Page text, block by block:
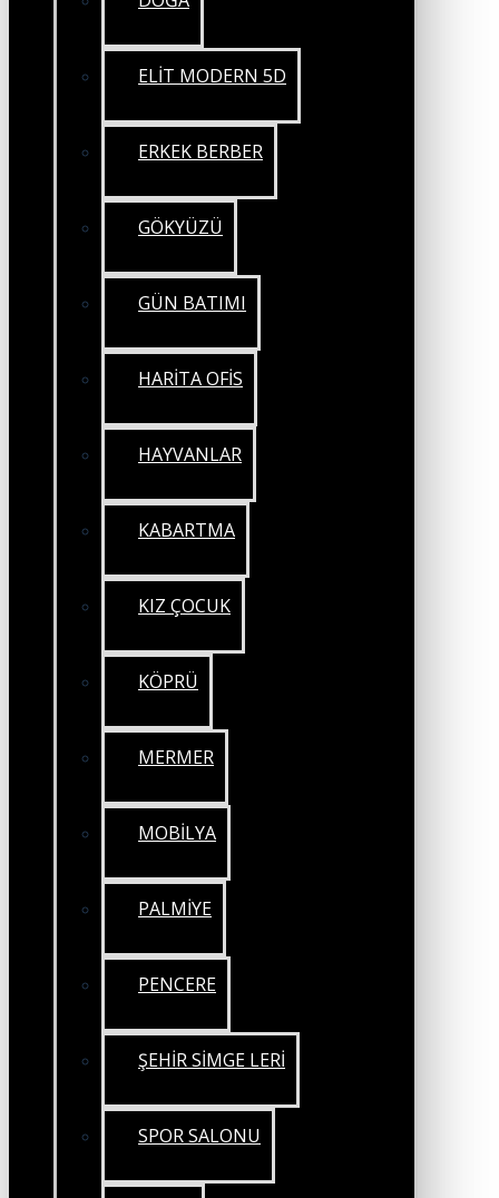
ELİT MODERN 5D
ERKEK BERBER
GÖKYÜZÜ
GÜN BATIMI
HARİTA OFİS
HAYVANLAR
KABARTMA
KIZ ÇOCUK
KÖPRÜ
MERMER
MOBİLYA
PALMİYE
PENCERE
ŞEHİR SİMGE LERİ
SPOR SALONU